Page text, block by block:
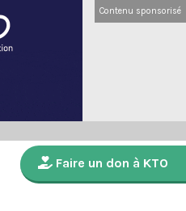
Contenu sponsorisé
Faire un don à KTO